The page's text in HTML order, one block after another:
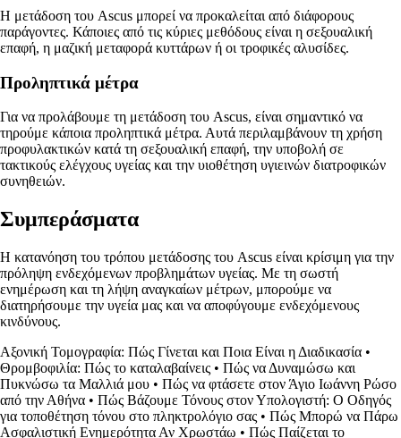
Η μετάδοση του Ascus μπορεί να προκαλείται από διάφορους
παράγοντες. Κάποιες από τις κύριες μεθόδους είναι η σεξουαλική
επαφή, η μαζική μεταφορά κυττάρων ή οι τροφικές αλυσίδες.
Προληπτικά μέτρα
Για να προλάβουμε τη μετάδοση του Ascus, είναι σημαντικό να
τηρούμε κάποια προληπτικά μέτρα. Αυτά περιλαμβάνουν τη χρήση
προφυλακτικών κατά τη σεξουαλική επαφή, την υποβολή σε
τακτικούς ελέγχους υγείας και την υιοθέτηση υγιεινών διατροφικών
συνηθειών.
Συμπεράσματα
Η κατανόηση του τρόπου μετάδοσης του Ascus είναι κρίσιμη για την
πρόληψη ενδεχόμενων προβλημάτων υγείας. Με τη σωστή
ενημέρωση και τη λήψη αναγκαίων μέτρων, μπορούμε να
διατηρήσουμε την υγεία μας και να αποφύγουμε ενδεχόμενους
κινδύνους.
Αξονική Τομογραφία: Πώς Γίνεται και Ποια Είναι η Διαδικασία •
Θρομβοφιλία: Πώς το καταλαβαίνεις • Πώς να Δυναμώσω και
Πυκνώσω τα Μαλλιά μου • Πώς να φτάσετε στον Άγιο Ιωάννη Ρώσο
από την Αθήνα • Πώς Βάζουμε Τόνους στον Υπολογιστή: Ο Οδηγός
για τοποθέτηση τόνου στο πληκτρολόγιο σας • Πώς Μπορώ να Πάρω
Ασφαλιστική Ενημερότητα Αν Χρωστάω • Πώς Παίζεται το